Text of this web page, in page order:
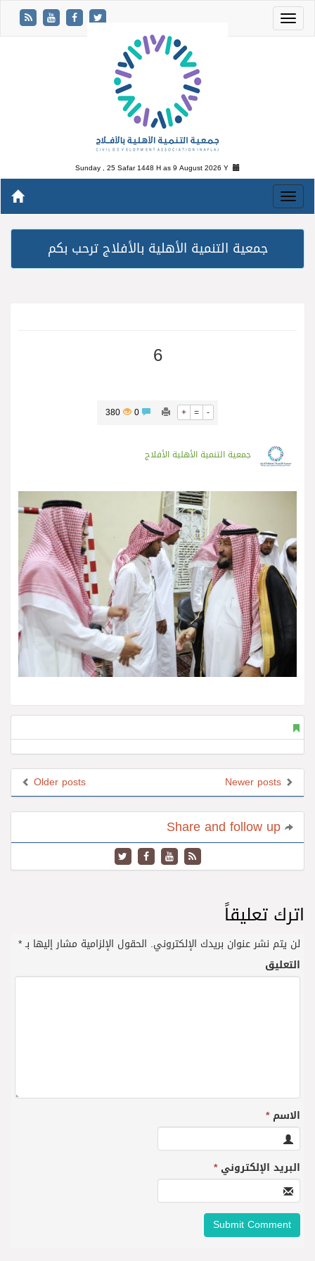
Sunday , 25 Safar 1448 H as9 August 2026 Y
جمعية التنمية الأهلية بالأفلاج ترحب بكم
6
+ = -
380
جمعية التنمية الأهلية الأفلاج
Older posts
اترك تعليقاً
لن يتم نشر عنوان بريدك الإلكتروني. الحقول الإلزامية مشار إليها بـ*
التعليق
الاسم*
البريد الإلكتروني*